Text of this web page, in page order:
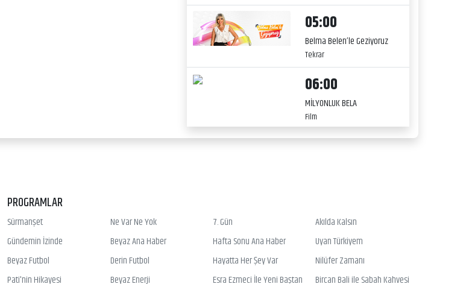
05:00
Belma Belen’le Geziyoruz
Tekrar
06:00
MİLYONLUK BELA
Film
PROGRAMLAR
Sürmanşet Ne Var Ne Yok 7. Gün
Akılda Kalsın
Gündemin İzinde
Beyaz Ana Haber Hafta Sonu Ana Haber
Uyan Türkiyem
Beyaz Futbol
Derin Futbol Hayatta Her Şey Var
Nilüfer Zamanı
Pati'nin Hikayesi
Beyaz Enerji Esra Ezmeci İle Yeni Baştan Bircan Bali ile Sabah Kahvesi